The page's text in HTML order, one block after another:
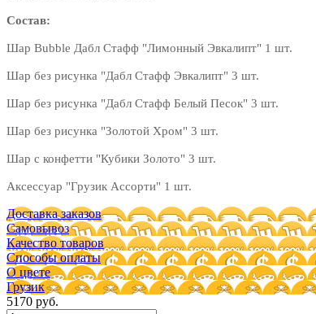
Состав:
Шар Bubble Дабл Стафф "Лимонный Эвкалипт" 1 шт.
Шар без рисунка "Дабл Стафф Эвкалипт" 3 шт.
Шар без рисунка "Дабл Стафф Белый Песок" 3 шт.
Шар без рисунка "Золотой Хром" 3 шт.
Шар с конфетти "Кубики Золото" 3 шт.
Аксессуар "Грузик Ассорти" 1 шт.
Доставка заказов
Самовывоз
Качество товаров
Способы оплаты
О цвете
Грузик
5170 руб.